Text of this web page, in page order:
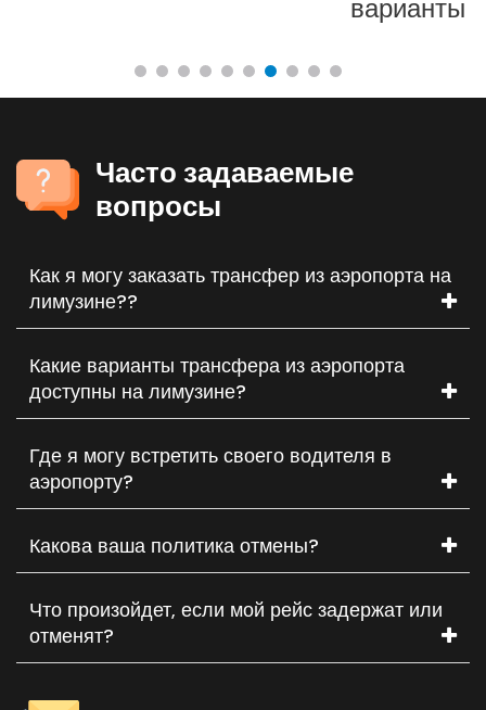
Часто задаваемые
вопросы
Как я могу заказать трансфер из аэропорта на
лимузине??
Какие варианты трансфера из аэропорта
доступны на лимузине?
Где я могу встретить своего водителя в
аэропорту?
Какова ваша политика отмены?
Что произойдет, если мой рейс задержат или
отменят?